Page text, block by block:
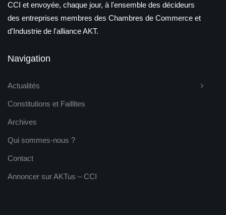
CCI et envoyée, chaque jour, à l'ensemble des décideurs
des entreprises membres des Chambres de Commerce et
d'Industrie de l'alliance AKT.
Navigation
Actualités
Constitutions et Faillites
Archives
Qui sommes-nous ?
Contact
Annoncer sur AKTus – CCI